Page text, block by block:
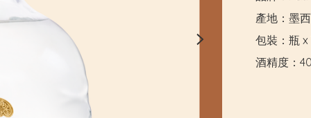
產地：墨
包裝：瓶 x
酒精度：